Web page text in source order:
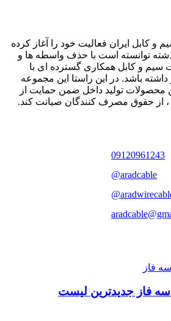
سیم و کابل ایران فعالیت خود را آغاز کرده
10 سال گذشته توانسته است با حذف واسطه ها و
سیم و کابل همکاری گسترده ای با
باشد. در این راستا این مجموعه
محصولات تولید داخل ضمن حمایت از
، از حقوق مصرف کنندگان صیانت کند.
09120961243
@aradcable
فاز جدیدترین لیست